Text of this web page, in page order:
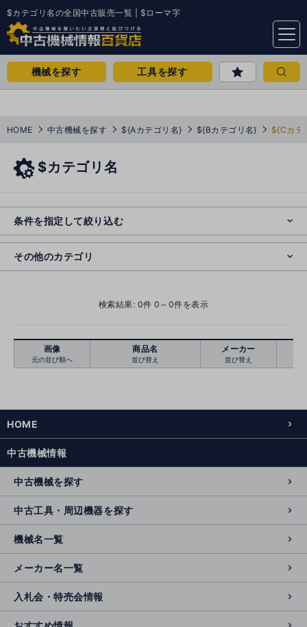
$カテゴリ名の全国中古販売一覧 | $ローマ字
menu
機械を探す 工具を探す
HOME 中古機械を探す ${Aカテゴリ名} ${Bカテゴリ名} ${Cカテ
$カテゴリ名
条件を指定して絞り込む
絞り込む クリア
その他のカテゴリ
o
s
e
検索結果: 0件 0～0件を表示
画像
元の並び順へ
商品名
並び替え
メーカー
並び替え
HOME
中古機械情報
中古機械を探す
中古工具・周辺機器を探す
機械名一覧
メーカー名一覧
入札会・特売会情報